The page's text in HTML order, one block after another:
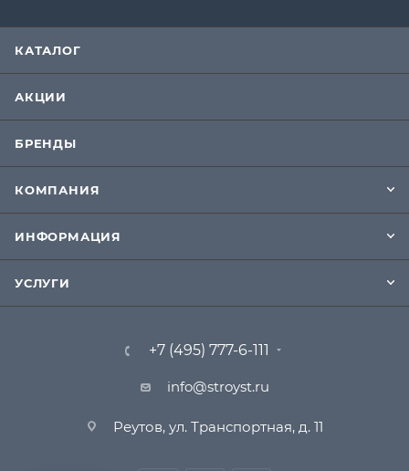
КАТАЛОГ
АКЦИИ
БРЕНДЫ
КОМПАНИЯ
ИНФОРМАЦИЯ
УСЛУГИ
+7 (495) 777-6-111
info@stroyst.ru
Реутов, ул. Транспортная, д. 11